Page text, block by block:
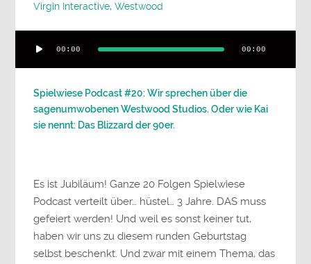
Virgin Interactive,Westwood
Player
00:00 00:00
Spielwiese Podcast #20: Wir sprechen über die
sagenumwobenen Westwood Studios. Oder wie Kai
sie nennt: Das Blizzard der 90er.
Es ist Jubiläum! Ganze 20 Folgen Spielwiese
Podcast verteilt über… hüstel… 3 Jahre. DAS muss
gefeiert werden! Und weil es sonst keiner tut,
haben wir uns zu diesem runden Geburtstag
selbst beschenkt. Und zwar mit einem Thema, das